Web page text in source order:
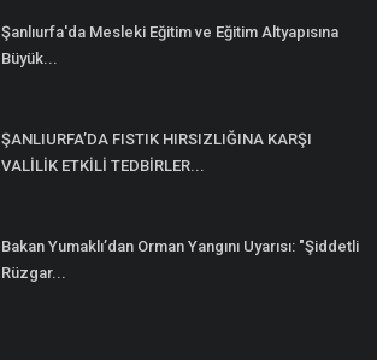
Şanlıurfa'da Mesleki Eğitim ve Eğitim Altyapısına
Büyük...
ŞANLIURFA’DA FISTIK HIRSIZLIĞINA KARŞI
VALİLİK ETKİLİ TEDBİRLER...
Bakan Yumaklı’dan Orman Yangını Uyarısı: "Şiddetli
Rüzgar...